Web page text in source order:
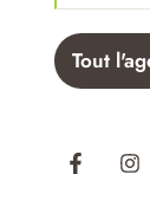
Tout